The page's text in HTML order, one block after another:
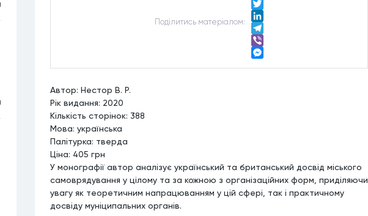
Подiлитись матерiалом:
Facebook
Twitter
LinkedIn
Telegram
Viber
Автор: Нестор В. Р.
Рік видання: 2020
Кількість сторінок: 388
Мова: українська
Палітурка: тверда
Ціна: 405 грн
У монографії автор аналізує український та британський досвід міського
самоврядування у цілому та за кожною з організаційних форм, приділяючи
увагу як теоретичним напрацюванням у цій сфері, так і практичному
досвіду муніципальних органів.